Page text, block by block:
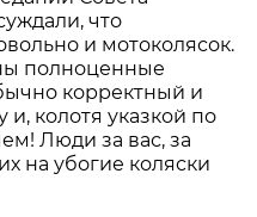
что
и мотоколясок.
полноценные
корректный и
колотя указкой по
Люди за вас, за
на убогие коляски